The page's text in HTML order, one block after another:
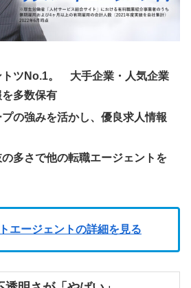
トツNo.1。 大手企業・人気企業
多数保有
の強みを活かし、優良求人情報
多さで他の転職エージェントを
エージェントの詳細を見る